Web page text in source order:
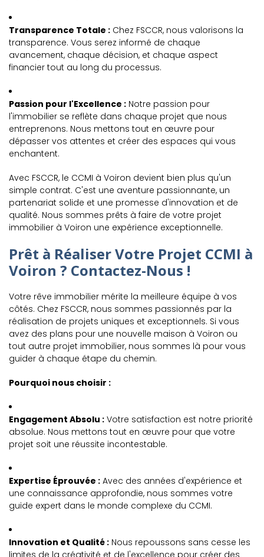
Transparence Totale : Chez FSCCR, nous valorisons la
transparence. Vous serez informé de chaque
avancement, chaque décision, et chaque aspect
financier tout au long du processus.
Passion pour l'Excellence : Notre passion pour
l'immobilier se reflète dans chaque projet que nous
entreprenons. Nous mettons tout en œuvre pour
dépasser vos attentes et créer des espaces qui vous
enchantent.
Avec FSCCR, le CCMI à Voiron devient bien plus qu'un
simple contrat. C'est une aventure passionnante, un
partenariat solide et une promesse d'innovation et de
qualité. Nous sommes prêts à faire de votre projet
immobilier à Voiron une expérience exceptionnelle.
Prêt à Réaliser Votre Projet CCMI à
Voiron ? Contactez-Nous !
Votre rêve immobilier mérite la meilleure équipe à vos
côtés. Chez FSCCR, nous sommes passionnés par la
réalisation de projets uniques et exceptionnels. Si vous
avez des plans pour une nouvelle maison à Voiron ou
tout autre projet immobilier, nous sommes là pour vous
guider à chaque étape du chemin.
Pourquoi nous choisir :
Engagement Absolu : Votre satisfaction est notre priorité
absolue. Nous mettons tout en œuvre pour que votre
projet soit une réussite incontestable.
Expertise Éprouvée : Avec des années d'expérience et
une connaissance approfondie, nous sommes votre
guide expert dans le monde complexe du CCMI.
Innovation et Qualité : Nous repoussons sans cesse les
limites de la créativité et de l'excellence pour créer des